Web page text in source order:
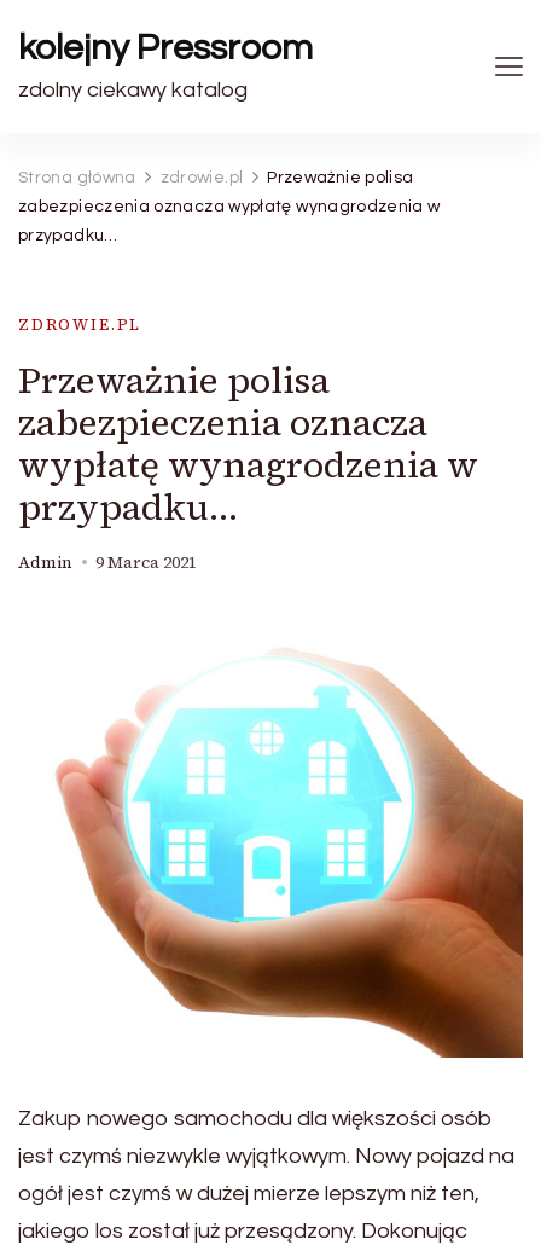
kolejny Pressroom
zdolny ciekawy katalog
Strona główna zdrowie.pl
Przeważnie polisa
zabezpieczenia oznacza wypłatę wynagrodzenia w
przypadku…
ZDROWIE.PL
Przeważnie polisa
zabezpieczenia oznacza
wypłatę wynagrodzenia w
przypadku…
Admin 9 Marca 2021
Zakup nowego samochodu dla większości osób
jest czymś niezwykle wyjątkowym. Nowy pojazd na
ogół jest czymś w dużej mierze lepszym niż ten,
jakiego los został już przesądzony. Dokonując